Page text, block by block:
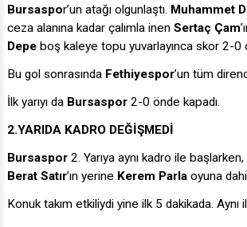
Bursaspor’un atağı olgunlaştı. Muhammet
ceza alanına kadar çalımla inen Sertaç Çam
Depe boş kaleye topu yuvarlayınca skor 2-0
Bu gol sonrasında Fethiyespor’un tüm
İlk yarıyı da Bursaspor 2-0 önde kapadı.
2.YARIDA KADRO DEĞİŞMEDİ
Bursaspor 2. Yarıya aynı kadro ile başlarken,
Berat Satır’ın yerine Kerem Parla oyuna
Konuk takım etkiliydi yine ilk 5 dakikada. Aynı